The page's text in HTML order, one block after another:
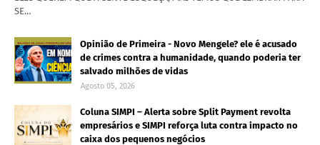
SE…
Opinião de Primeira - Novo Mengele? ele é acusado
de crimes contra a humanidade, quando poderia ter
salvado milhões de vidas
Agosto 05, 2026
Coluna SIMPI – Alerta sobre Split Payment revolta
empresários e SIMPI reforça luta contra impacto no
caixa dos pequenos negócios